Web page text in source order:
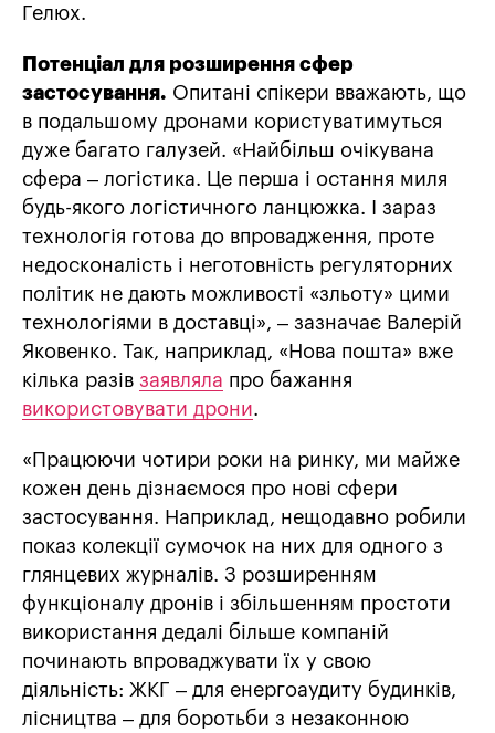
Гелюх.
Потенціал для розширення сфер
застосування. Опитані спікери вважають, що
в подальшому дронами користуватимуться
дуже багато галузей. «Найбільш очікувана
сфера – логістика. Це перша і остання миля
будь-якого логістичного ланцюжка. І зараз
технологія готова до впровадження, проте
недосконалість і неготовність регуляторних
політик не дають можливості «зльоту» цими
технологіями в доставці», – зазначає Валерій
Яковенко. Так, наприклад, «Нова пошта» вже
кілька разів заявляла про бажання
використовувати дрони.
«Працюючи чотири роки на ринку, ми майже
кожен день дізнаємося про нові сфери
застосування. Наприклад, нещодавно робили
показ колекції сумочок на них для одного з
глянцевих журналів. З розширенням
функціоналу дронів і збільшенням простоти
використання дедалі більше компаній
починають впроваджувати їх у свою
діяльність: ЖКГ – для енергоаудиту будинків,
лісництва – для боротьби з незаконною